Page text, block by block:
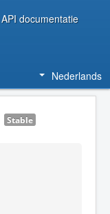
API documentatie
Nederlands
Stable